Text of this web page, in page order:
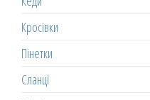
Кросівки
Пінетки
Сланці